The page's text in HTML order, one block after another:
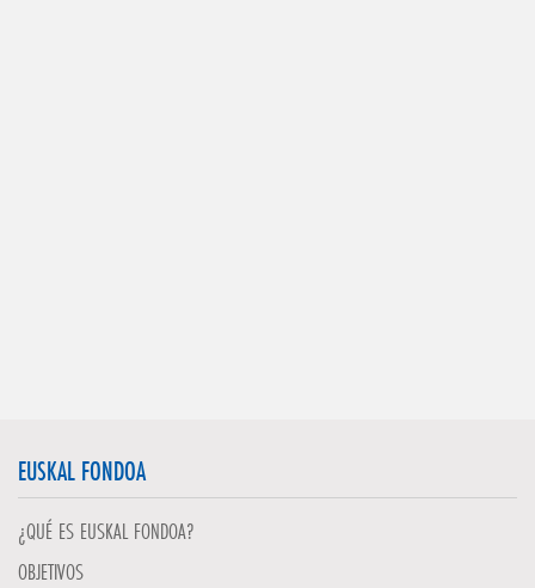
EUSKAL FONDOA
¿QUÉ ES EUSKAL FONDOA?
OBJETIVOS